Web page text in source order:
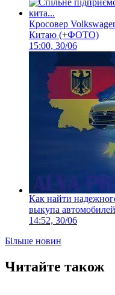
Кросовер
Китаю (+ФОТО)
15:00, 30/06
Как найти
выкупа автомобилей
14:52, 30/06
Більше новин
Читайте також